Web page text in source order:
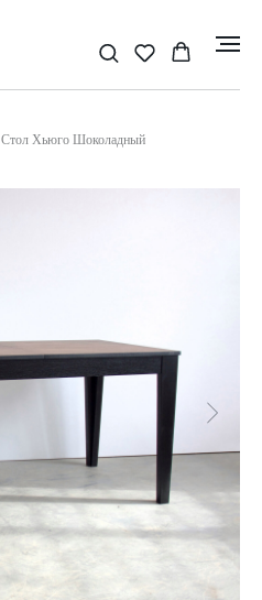
Стол Хьюго Шоколадный